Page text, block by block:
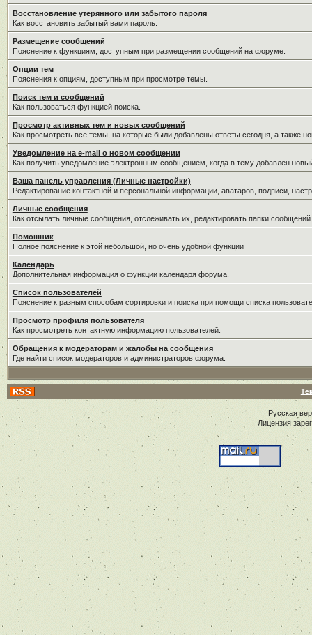
Восстановление утерянного или забытого пароля
Как восстановить забытый вами пароль.
Размещение сообщений
Пояснение к функциям, доступным при размещении сообщений на форуме.
Опции тем
Пояснения к опциям, доступным при просмотре темы.
Поиск тем и сообщений
Как пользоваться функцией поиска.
Просмотр активных тем и новых сообщений
Как просмотреть все темы, на которые были добавлены ответы сегодня, а также
Уведомление на е-mail о новом сообщении
Как получить уведомление электронным сообщением, когда в тему добавлен
Ваша панель управления (Личные настройки)
Редактирование контактной и персональной информации, аватаров, подписи,
Личные сообщения
Как отсылать личные сообщения, отслеживать их, редактировать папки
Помошник
Полное пояснение к этой небольшой, но очень удобной функции
Календарь
Дополнительная информация о функции календаря форума.
Список пользователей
Пояснение к разным способам сортировки и поиска при помощи списка
Просмотр профиля пользователя
Как просмотреть контактную информацию пользователей.
Обращения к модераторам и жалобы на сообщения
Где найти список модераторов и администраторов форума.
Русская
Лицензия